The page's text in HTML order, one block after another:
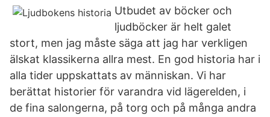
Utbudet av böcker och
ljudböcker är helt galet
stort, men jag måste säga att jag har verkligen
älskat klassikerna allra mest. En god historia har i
alla tider uppskattats av människan. Vi har
berättat historier för varandra vid lägerelden, i
de fina salongerna, på torg och på många andra